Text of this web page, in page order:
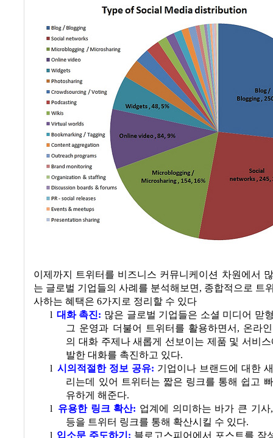
이제까지 트위터를 비즈니스 커뮤니케이션 차원에서
는 글로벌 기업들의 사례를 분석해보면, 종합적으로 트
사하는 혜택은 6가지로 정리할 수 있다
l 대화 촉진: 많은 글로벌 기업들은 소셜 미디어 맏
그 운영과 더불어 트위터를 활용하면서 , 온라
의 대화 주제나 새롭게 선보이는 제품 및 서비
발한 대화를 촉진하고 있다.
l 시의적절한 정보 공유: 기업이나 브랜드에 대한
리는데 있어 트위터는 짧은 링크를 통해 쉽고
유하게 해준다.
l 유용한 링크 확산: 업계에 의미하는 바가 큰 기사
등을 트위터 링크를 통해 확산시킬 수 있다.
l 입소문 주도하기 : 블로고스피어에서 포스트를 작